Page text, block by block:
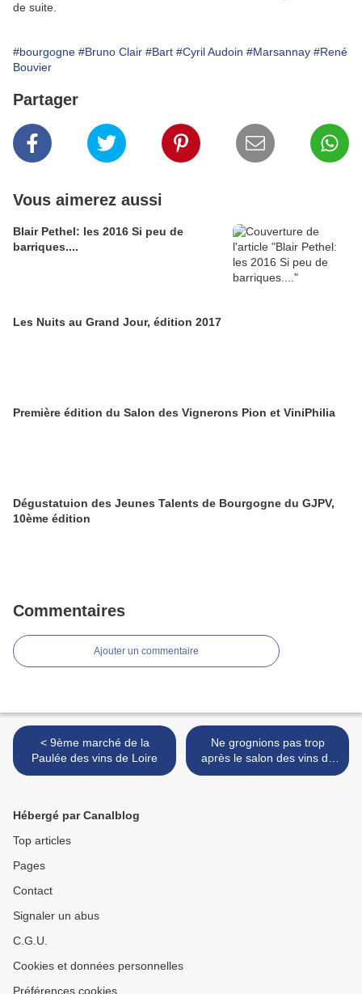
de suite.
#bourgogne #Bruno Clair #Bart #Cyril Audoin #Marsannay #René
Bouvier
Partager
Vous aimerez aussi
Blair Pethel: les 2016 Si peu de
barriques....
Les Nuits au Grand Jour, édition 2017
Première édition du Salon des Vignerons Pion et ViniPhilia
Dégustatuion des Jeunes Talents de Bourgogne du GJPV,
10ème édition
Commentaires
Ajouter un commentaire
< 9ème marché de la
Paulée des vins de Loire
Ne grognions pas trop
après le salon des vins de
la RVF au Palais Brongniart
Hébergé par Canalblog
Top articles
Pages
Contact
Signaler un abus
C.G.U.
Cookies et données personnelles
Préférences cookies